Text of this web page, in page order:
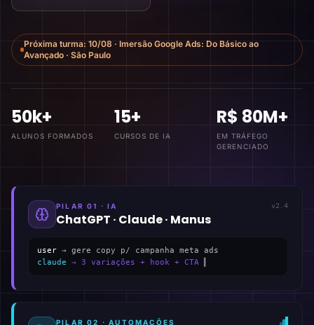
Próxima turma: 10/08 · Imersão Google Ads: Do Básico ao
Avançado · São Paulo
50k+
ALUNOS FORMADOS
15+
CURSOS DE IA
R$ 80M+
EM TRÁFEGO
GERENCIADO
PILAR 01 · IA
ChatGPT · Claude · Manus
v2.4
user → gere copy p/ campanha meta ads
claude → 3 variações + hook + CTA
PILAR 02 · AUTOMAÇÕES